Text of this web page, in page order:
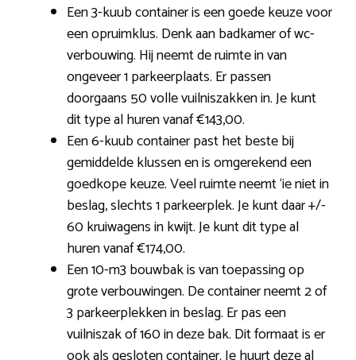
Een 3-kuub container is een goede keuze voor
een opruimklus. Denk aan badkamer of wc-
verbouwing. Hij neemt de ruimte in van
ongeveer 1 parkeerplaats. Er passen
doorgaans 50 volle vuilniszakken in. Je kunt
dit type al huren vanaf €143,00.
Een 6-kuub container past het beste bij
gemiddelde klussen en is omgerekend een
goedkope keuze. Veel ruimte neemt ‘ie niet in
beslag, slechts 1 parkeerplek. Je kunt daar +/-
60 kruiwagens in kwijt. Je kunt dit type al
huren vanaf €174,00.
Een 10-m3 bouwbak is van toepassing op
grote verbouwingen. De container neemt 2 of
3 parkeerplekken in beslag. Er pas een
vuilniszak of 160 in deze bak. Dit formaat is er